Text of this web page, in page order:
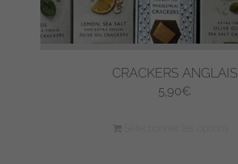
CRACKERS ANGLAIS
5,90€